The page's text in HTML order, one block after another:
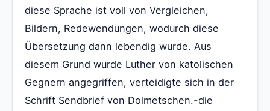
diese Sprache ist voll von Vergleichen,
Bildern, Redewendungen, wodurch diese
Übersetzung dann lebendig wurde. Aus
diesem Grund wurde Luther von katolischen
Gegnern angegriffen, verteidigte sich in der
Schrift Sendbrief von Dolmetschen.-die